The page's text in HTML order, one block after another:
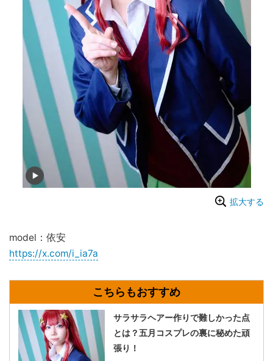
拡大する
model：依安
https://x.com/i_ia7a
サラサラヘアー作りで難しかった点
とは？五月コスプレの裏に秘めた頑
張り！